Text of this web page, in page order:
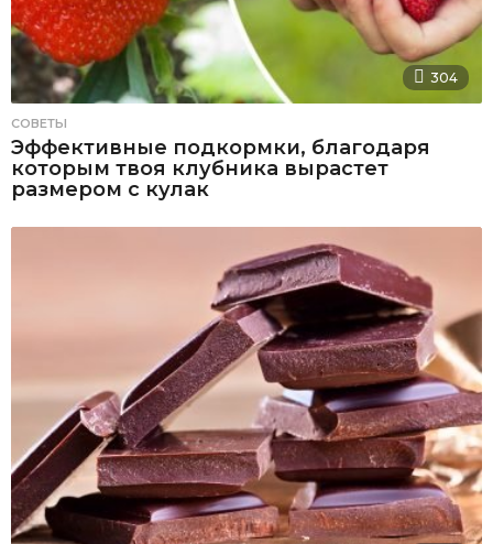
304
СОВЕТЫ
Эффективные подкормки, благодаря
которым твоя клубника вырастет
размером с кулак